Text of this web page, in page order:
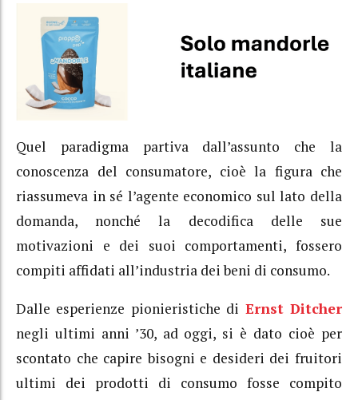
Quel paradigma partiva dall’assunto che la
conoscenza del consumatore, cioè la figura che
riassumeva in sé l’agente economico sul lato della
domanda, nonché la decodifica delle sue
motivazioni e dei suoi comportamenti, fossero
compiti affidati all’industria dei beni di consumo.
Dalle esperienze pionieristiche di Ernst Ditcher
negli ultimi anni ’30, ad oggi, si è dato cioè per
scontato che capire bisogni e desideri dei fruitori
ultimi dei prodotti di consumo fosse compito